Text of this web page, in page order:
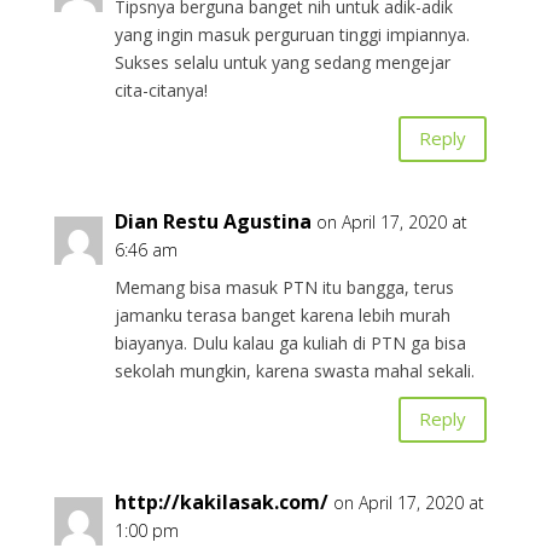
Tipsnya berguna banget nih untuk adik-adik
yang ingin masuk perguruan tinggi impiannya.
Sukses selalu untuk yang sedang mengejar
cita-citanya!
Reply
Dian Restu Agustina on April 17, 2020 at
6:46 am
Memang bisa masuk PTN itu bangga, terus
jamanku terasa banget karena lebih murah
biayanya. Dulu kalau ga kuliah di PTN ga bisa
sekolah mungkin, karena swasta mahal sekali.
Reply
http://kakilasak.com/ on April 17, 2020 at
1:00 pm